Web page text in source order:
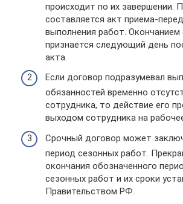
происходит по их завершении.
составляется акт приема-
выполнения работ. Окончанием
признается следующий день
акта.
Если договор подразумевал
обязанностей временно
сотрудника, то действие его
выходом сотрудника на
Срочный договор может
период сезонных работ.
окончания обозначенного
сезонных работ и их сроки
Правительством РФ.